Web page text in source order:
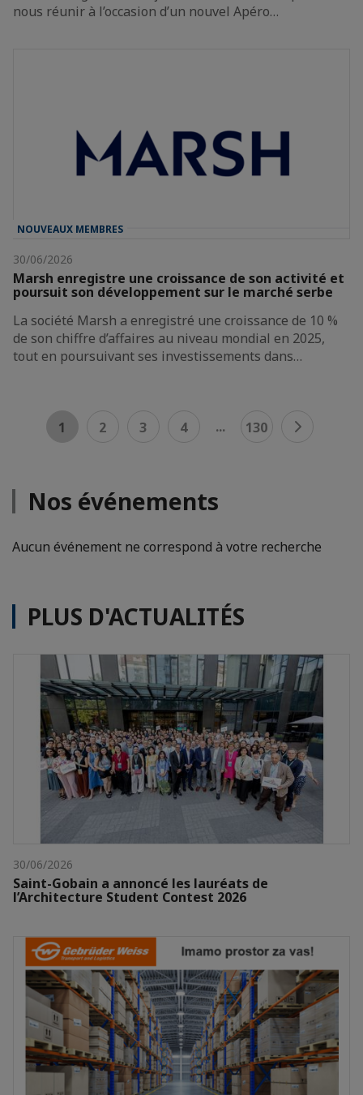
nous réunir à l’occasion d’un nouvel Apéro…
NOUVEAUX MEMBRES
30/06/2026
Marsh enregistre une croissance de son activité et
poursuit son développement sur le marché serbe
La société Marsh a enregistré une croissance de 10 %
de son chiffre d’affaires au niveau mondial en 2025,
tout en poursuivant ses investissements dans…
1 2 3 4 ... 130
Nos événements
Aucun événement ne correspond à votre recherche
PLUS D'ACTUALITÉS
30/06/2026
Saint-Gobain a annoncé les lauréats de
l’Architecture Student Contest 2026